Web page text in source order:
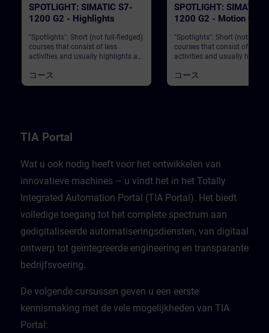
SPOTLIGHT: SIMATIC S7-
1200 G2 - Highlights
"Spotlights": Short (not full-fledged)
courses that consist of less
activities and usually highlights a
1200 G2 from Siemens is a leading
solution that enables industry to
G2 sets new standards for
efficiency and performance. Below
PLC a decisive advantage for
companies. In this spotlight, you
will learnThe basics of SIMATIC S7-
design.Major upgrade of the
Software.Technical comparison
with the predecessor
CPU. ValidityTIA Portal V20
コース
SPOTLIGHT: SIMATIC
1200 G2 - Motion
functions
"Spotlights": Short (not full-
courses that consist of less
activities and usually
we outline the portfolio and
technology functions for
コース
TIA Portal
Wat u ook nodig heeft voor het ontwikkelen van
innovatieve machines – u vindt het in het Totally
Integrated Automation Portal (TIA Portal). Het biedt
volledige toegang tot het complete spectrum aan
gedigitaliseerde automatiseringsdiensten, van digitaal
ontwerp tot geïntegreerde engineering en transparante
bedrijfsvoering. ​
​De volgende cursussen geven u een eerste
kennismaking met de vele mogelijkheden van TIA
Portal: